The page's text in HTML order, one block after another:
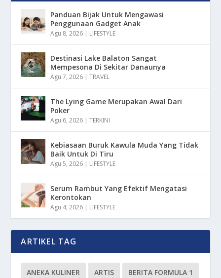
Panduan Bijak Untuk Mengawasi
Penggunaan Gadget Anak
Agu 8, 2026 | LIFESTYLE
Destinasi Lake Balaton Sangat
Mempesona Di Sekitar Danaunya
Agu 7, 2026 |TRAVEL
The Lying Game Merupakan Awal Dari
Poker
Agu 6, 2026 |TERKINI
Kebiasaan Buruk Kawula Muda Yang Tidak
Baik Untuk Di Tiru
Agu 5, 2026 | LIFESTYLE
Serum Rambut Yang Efektif Mengatasi
Kerontokan
Agu 4, 2026 | LIFESTYLE
ARTIKEL TAG
ANEKA KULINER ARTIS BERITA FORMULA 1